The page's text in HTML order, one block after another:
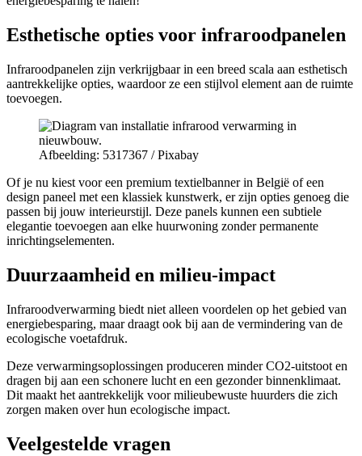
Esthetische opties voor infraroodpanelen
Infraroodpanelen zijn verkrijgbaar in een breed scala aan esthetisch
aantrekkelijke opties, waardoor ze een stijlvol element aan de ruimte
toevoegen.
Afbeelding: 5317367 / Pixabay
Of je nu kiest voor een premium textielbanner in België of een
design paneel met een klassiek kunstwerk, er zijn opties genoeg die
passen bij jouw interieurstijl. Deze panels kunnen een subtiele
elegantie toevoegen aan elke huurwoning zonder permanente
inrichtingselementen.
Duurzaamheid en milieu-impact
Infraroodverwarming biedt niet alleen voordelen op het gebied van
energiebesparing, maar draagt ook bij aan de vermindering van de
ecologische voetafdruk.
Deze verwarmingsoplossingen produceren minder CO2-uitstoot en
dragen bij aan een schonere lucht en een gezonder binnenklimaat.
Dit maakt het aantrekkelijk voor milieubewuste huurders die zich
zorgen maken over hun ecologische impact.
Veelgestelde vragen